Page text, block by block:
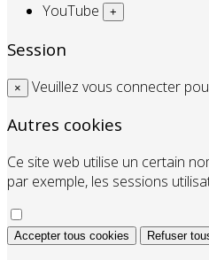
YouTube +
Session
× Veuillez vous connecter
Autres cookies
Ce site web utilise un certain
par exemple, les sessions
Accepter tous cookies Refuser